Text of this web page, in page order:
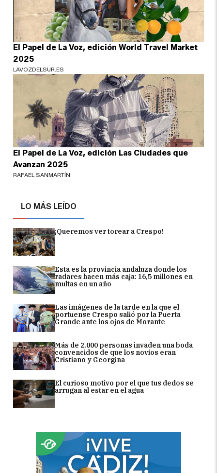
LO MÁS LEÍDO
¡Queremos ver torear a Crespo!
Esta es la provincia andaluza donde los
radares hacen más caja: 16,5 millones en
multas en un año
Las imágenes de la tarde en la que el
portuense Crespo salió por la Puerta
Grande ante los ojos de Morante
Más de 2.000 personas invaden una boda
convencidos de que los novios eran
Cristiano y Georgina
El curioso motivo por el que tus dedos se
arrugan al estar en el agua
El Papel de La Voz, edición World Travel Market
2025
LAVOZDELSUR.ES
El Papel de La Voz, edición Las Ciudades que
Avanzan 2025
RAFAEL SANMARTÍN